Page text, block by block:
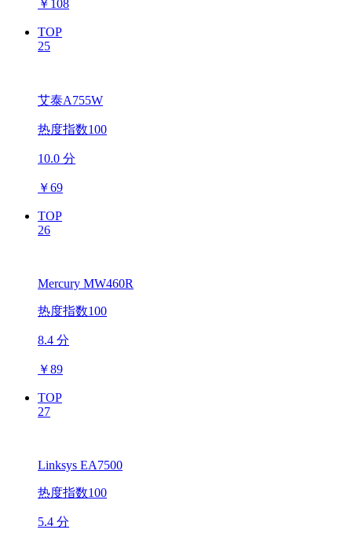
￥ 108
TOP
25
艾泰A755W
热度指数100
10.0 分
￥69
TOP
26
Mercury MW460R
热度指数100
8.4 分
￥89
TOP
27
Linksys EA7500
热度指数100
5.4 分